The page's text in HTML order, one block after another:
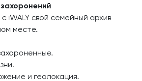
iWALY свой семейный архив
месте.
и геолокация.